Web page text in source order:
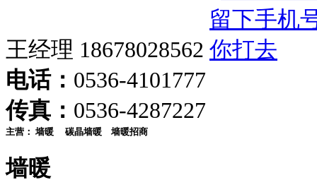
王经理 18678028562
电话： 0536-4101777
传真： 0536-4287227
主营： 墙暖 碳晶墙暖 墙暖招商
墙暖